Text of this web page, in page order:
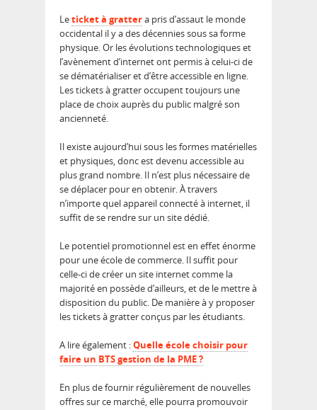
Leticket à grattera pris d’assaut le monde
occidental il y a des décennies sous sa forme
physique. Or les évolutions technologiques et
l’avènement d’internet ont permis à celui-ci de
se dématérialiser et d’être accessible en ligne.
Les tickets à gratter occupent toujours une
place de choix auprès du public malgré son
ancienneté.
Il existe aujourd’hui sous les formes matérielles
et physiques, donc est devenu accessible au
plus grand nombre. Il n’est plus nécessaire de
se déplacer pour en obtenir. À travers
n’importe quel appareil connecté à internet, il
suffit de se rendre sur un site dédié.
Le potentiel promotionnel est en effet énorme
pour une école de commerce. Il suffit pour
celle-ci de créer un site internet comme la
majorité en possède d’ailleurs, et de le mettre à
disposition du public. De manière à y proposer
les tickets à gratter conçus par les étudiants.
A lire également :Quelle école choisir pour
faire un BTS gestion de la PME ?
En plus de fournir régulièrement de nouvelles
offres sur ce marché, elle pourra promouvoir